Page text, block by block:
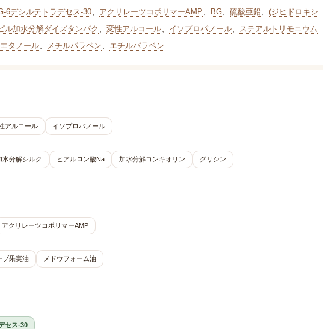
6デシルテトラデセス-30、 アクリレーツコポリマーAMP、 BG、 硫酸亜鉛、 (ジヒドロキシ
ル加水分解ダイズタンパク、 変性アルコール、 イソプロパノール、 ステアルトリモニウム
タノール、 メチルパラベン、 エチルパラベン
アルコール
イソプロパノール
水分解シルク ヒアルロン酸Na 加水分解コンキオリン
グリシン
アクリレーツコポリマーAMP
ブ果実油
メドウフォーム油
セス-30